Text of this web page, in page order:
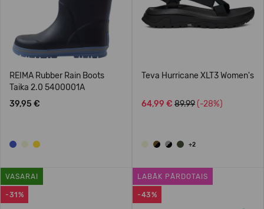
REIMA Rubber Rain Boots
Taika 2.0 5400001A
39,95 €
Teva Hurricane XLT3 Women's
64,99 € 89.99 (-28%)
+2
-31%
VASARAI
-43%
LABĀK PĀRDOTAIS